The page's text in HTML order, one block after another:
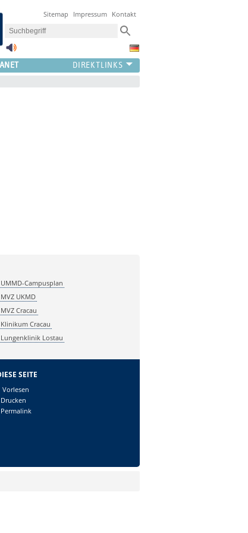
Sitemap Impressum Kontakt
UMMD-Campusplan
MVZ UKMD
MVZ Cracau
Klinikum Cracau
Lungenklinik Lostau
SEITE
Vorlesen
Drucken
Permalink